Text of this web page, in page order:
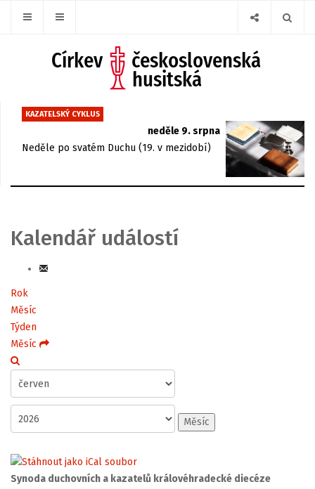
KAZATELSKÝ CYKLUS
neděle 9. srpna
Neděle po svatém Duchu (19. v mezidobí)
Kalendář událostí
Rok
Měsíc
Týden
Měsíc
Měsíc
Synoda duchovních a kazatelů královéhradecké diecéze